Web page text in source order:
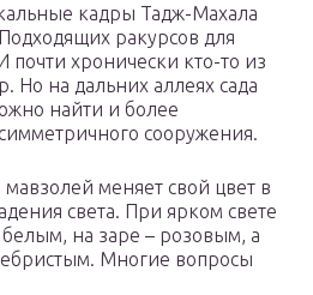
кадры Тадж-Махала
ракурсов для
почти хронически кто-то из
Но на дальних аллеях сада
найти и более
сооружения.
мавзолей меняет свой цвет в
света. При ярком свете
на заре – розовым, а
Многие вопросы